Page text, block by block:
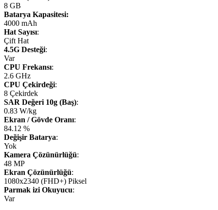
8 GB
Batarya Kapasitesi:
4000 mAh
Hat Sayısı:
Çift Hat
4.5G Desteği:
Var
CPU Frekansı:
2.6 GHz
CPU Çekirdeği:
8 Çekirdek
SAR Değeri 10g (Baş):
0.83 W/kg
Ekran / Gövde Oranı:
84.12 %
Değişir Batarya:
Yok
Kamera Çözünürlüğü:
48 MP
Ekran Çözünürlüğü:
1080x2340 (FHD+) Piksel
Parmak izi Okuyucu:
Var